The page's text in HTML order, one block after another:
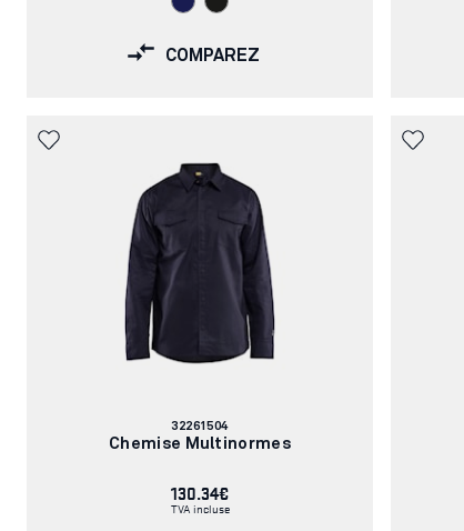
COMPAREZ
Numéro
d'article:
32261504
Chemise Multinormes
130.34€
TVA incluse